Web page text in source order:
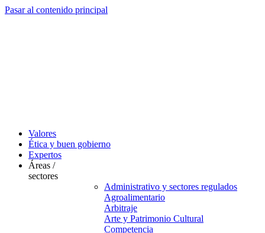
Pasar al contenido principal
Valores
Ética y buen gobierno
Expertos
Áreas /
sectores
Administrativo y sectores regulados
Agroalimentario
Arbitraje
Arte y Patrimonio Cultural
Competencia